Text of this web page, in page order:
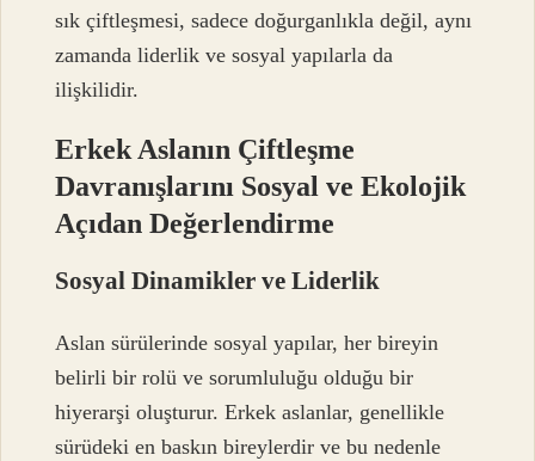
sık çiftleşmesi, sadece doğurganlıkla değil, aynı
zamanda liderlik ve sosyal yapılarla da
ilişkilidir.
Erkek Aslanın Çiftleşme
Davranışlarını Sosyal ve Ekolojik
Açıdan Değerlendirme
Sosyal Dinamikler ve Liderlik
Aslan sürülerinde sosyal yapılar, her bireyin
belirli bir rolü ve sorumluluğu olduğu bir
hiyerarşi oluşturur. Erkek aslanlar, genellikle
sürüdeki en baskın bireylerdir ve bu nedenle